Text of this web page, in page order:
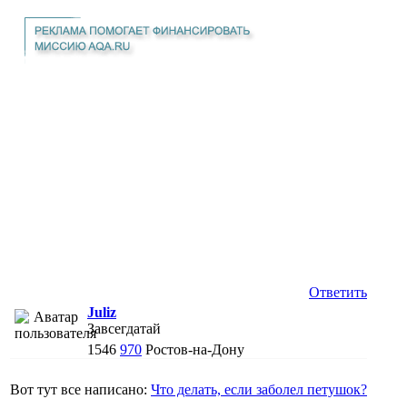
Ответить
Juliz
Завсегдатай
1546 970 Ростов-на-Дону
Вот тут все написано: Что делать, если заболел петушок?